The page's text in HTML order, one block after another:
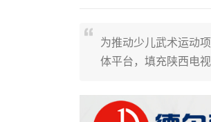
为推动少儿武术运动
体平台，填充陕西电